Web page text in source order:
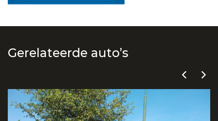
Gerelateerde auto’s